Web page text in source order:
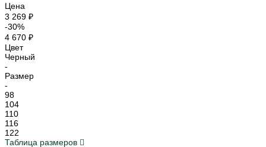
Цена
3 269 ₽
-30%
4 670 ₽
Цвет
Черный
-
Размер
-
98
104
110
116
122
Таблица размеров